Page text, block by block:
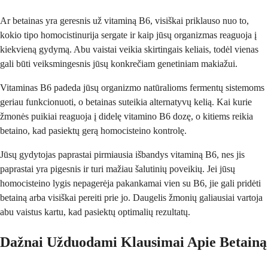
Ar betainas yra geresnis už vitaminą B6, visiškai priklauso nuo to,
kokio tipo homocistinurija sergate ir kaip jūsų organizmas reaguoja į
kiekvieną gydymą. Abu vaistai veikia skirtingais keliais, todėl vienas
gali būti veiksmingesnis jūsų konkrečiam genetiniam makiažui.
Vitaminas B6 padeda jūsų organizmo natūralioms fermentų sistemoms
geriau funkcionuoti, o betainas suteikia alternatyvų kelią. Kai kurie
žmonės puikiai reaguoja į didelę vitamino B6 dozę, o kitiems reikia
betaino, kad pasiektų gerą homocisteino kontrolę.
Jūsų gydytojas paprastai pirmiausia išbandys vitaminą B6, nes jis
paprastai yra pigesnis ir turi mažiau šalutinių poveikių. Jei jūsų
homocisteino lygis nepagerėja pakankamai vien su B6, jie gali pridėti
betainą arba visiškai pereiti prie jo. Daugelis žmonių galiausiai vartoja
abu vaistus kartu, kad pasiektų optimalių rezultatų.
Dažnai Užduodami Klausimai Apie Betainą